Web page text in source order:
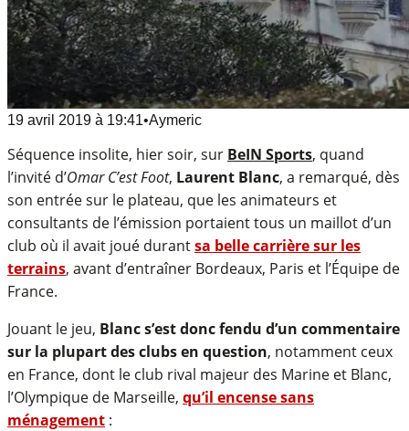
19 avril 2019 à 19:41•Aymeric
Séquence insolite, hier soir, sur BeIN Sports, quand
l’invité d’Omar C’est Foot, Laurent Blanc, a remarqué, dès
son entrée sur le plateau, que les animateurs et
consultants de l’émission portaient tous un maillot d’un
club où il avait joué durantsa belle carrière sur les
terrains, avant d’entraîner Bordeaux, Paris et l’Équipe de
France.
Jouant le jeu, Blanc s’est donc fendu d’un commentaire
sur la plupart des clubs en question, notamment ceux
en France, dont le club rival majeur des Marine et Blanc,
l’Olympique de Marseille, qu’il encense sans
ménagement :